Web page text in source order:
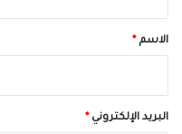
*الاسم*
البريد الإلكتروني*